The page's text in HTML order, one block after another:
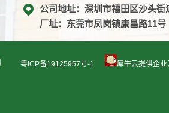
公司地址：深圳市福田区沙头
厂址：东莞市凤岗镇康昌路11号
粤ICP备19125957号-1 犀牛云提供企业